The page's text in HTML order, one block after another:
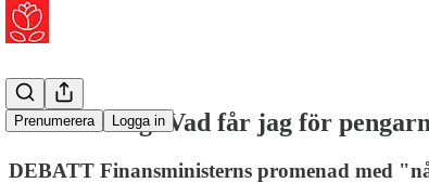
Prenumerera Logga in
Siv Hamring: Vad får jag för
DEBATT Finansministerns promenad med